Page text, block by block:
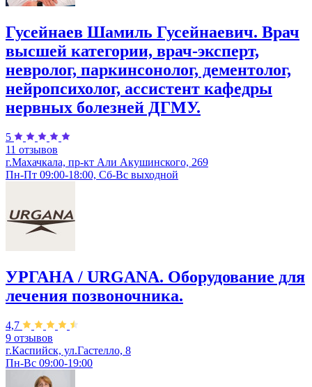
Гусейнаев Шамиль Гусейнаевич. Врач
высшей категории, врач-эксперт,
невролог, паркинсонолог, дементолог,
нейропсихолог, ассистент кафедры
нервных болезней ДГМУ.
5
11 отзывов
г.Махачкала, пр-кт Али Акушинского, 269
Пн-Пт 09:00-18:00, Сб-Вс выходной
УРГАНА / URGANA. Оборудование для
лечения позвоночника.
4,7
9 отзывов
г.Каспийск, ул.Гастелло, 8
Пн-Вс 09:00-19:00